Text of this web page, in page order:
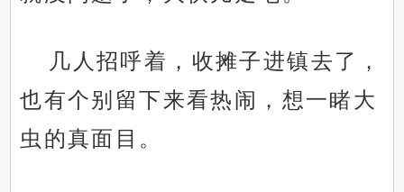
几人招呼着，收摊子进镇去了，
也有个别留下来看热闹，想一睹大
虫的真面目。